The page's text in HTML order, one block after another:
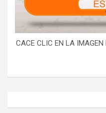
CACE CLIC EN LA IMAGEN